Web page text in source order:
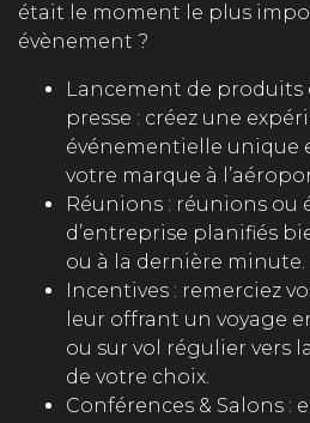
était le moment le plus
évènement ?
Lancement de produits
presse : créez une
événementielle unique
votre marque à
Réunions : réunions ou
d’entreprise planifiés
ou à la dernière minute.
Incentives : remerciez
leur offrant un voyage
ou sur vol régulier vers
de votre choix.
Conférences & Salons :